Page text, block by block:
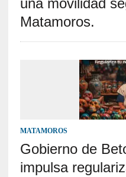
una movilidad
Matamoros.
MATAMOROS
Gobierno de
impulsa